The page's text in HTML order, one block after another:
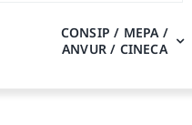
CONSIP / MEPA /
ANVUR / CINECA